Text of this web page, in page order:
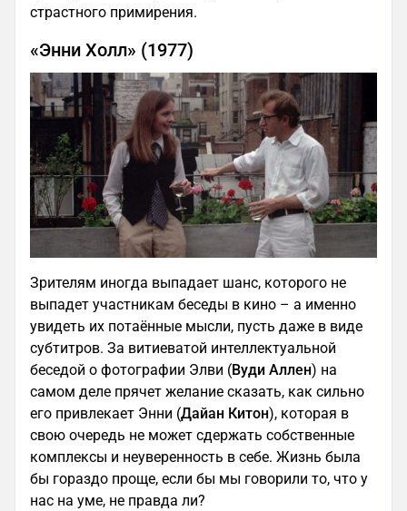
страстного примирения.
«Энни Холл» (1977)
Зрителям иногда выпадает шанс, которого не
выпадет участникам беседы в кино – а именно
увидеть их потаённые мысли, пусть даже в виде
субтитров. За витиеватой интеллектуальной
беседой о фотографии Элви (Вуди Аллен) на
самом деле прячет желание сказать, как сильно
его привлекает Энни (Дайан Китон), которая в
свою очередь не может сдержать собственные
комплексы и неуверенность в себе. Жизнь была
бы гораздо проще, если бы мы говорили то, что у
нас на уме, не правда ли?